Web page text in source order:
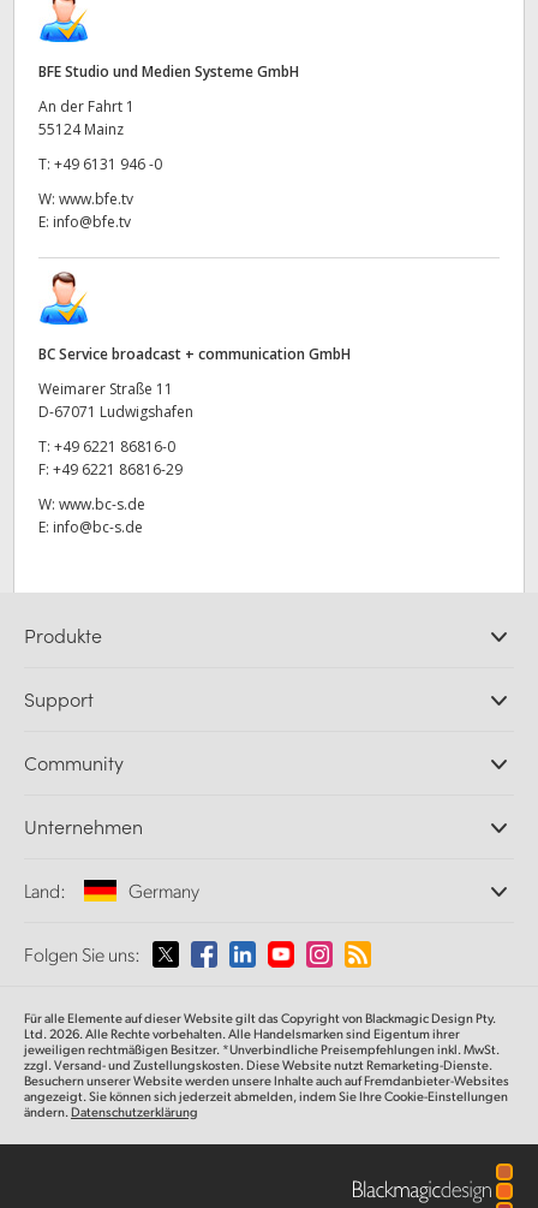
BFE Studio und Medien Systeme GmbH
An der Fahrt 1
55124 Mainz
T: +49 6131 946 -0
W: www.bfe.tv
E: info@bfe.tv
BC Service broadcast + communication GmbH
Weimarer Straße 11
D-67071 Ludwigshafen
T: +49 6221 86816-0
F: +49 6221 86816-29
W: www.bc-s.de
E: info@bc-s.de
Produkte
DaVinci Resolve und Fusion Software
Ultimatte
Aufzeichnung und Wiedergabe
Norm- und Formatwandlung
Netzwerkspeicher
Signalverteilung und Distribution
Streaming und Encoding
Support
Support-Center
Community
Unternehmen
Informationen über uns
Medien
Land: Germany
Wählen Sie Ihr Land aus
Australia
Austria
Folgen Sie uns:
Für alle Elemente auf dieser Website gilt das Copyright von Blackmagic Design Pty.
Ltd. 2026. Alle Rechte vorbehalten. Alle Handelsmarken sind Eigentum ihrer
jeweiligen rechtmäßigen Besitzer. *Unverbindliche Preisempfehlungen inkl. MwSt.
zzgl. Versand- und Zustellungskosten. Diese Website nutzt Remarketing-Dienste.
Besuchern unserer Website werden unsere Inhalte auch auf Fremdanbieter-Websites
angezeigt. Sie können sich jederzeit abmelden, indem Sie Ihre Cookie-Einstellungen
ändern.Datenschutzerklärung